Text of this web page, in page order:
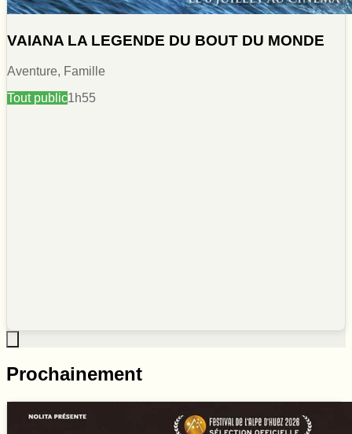
VAIANA LA LEGENDE DU BOUT DU MONDE
Aventure, Famille
Tout public1h55
Prochainement